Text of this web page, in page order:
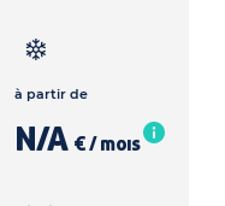
à partir de
N/A € / mois